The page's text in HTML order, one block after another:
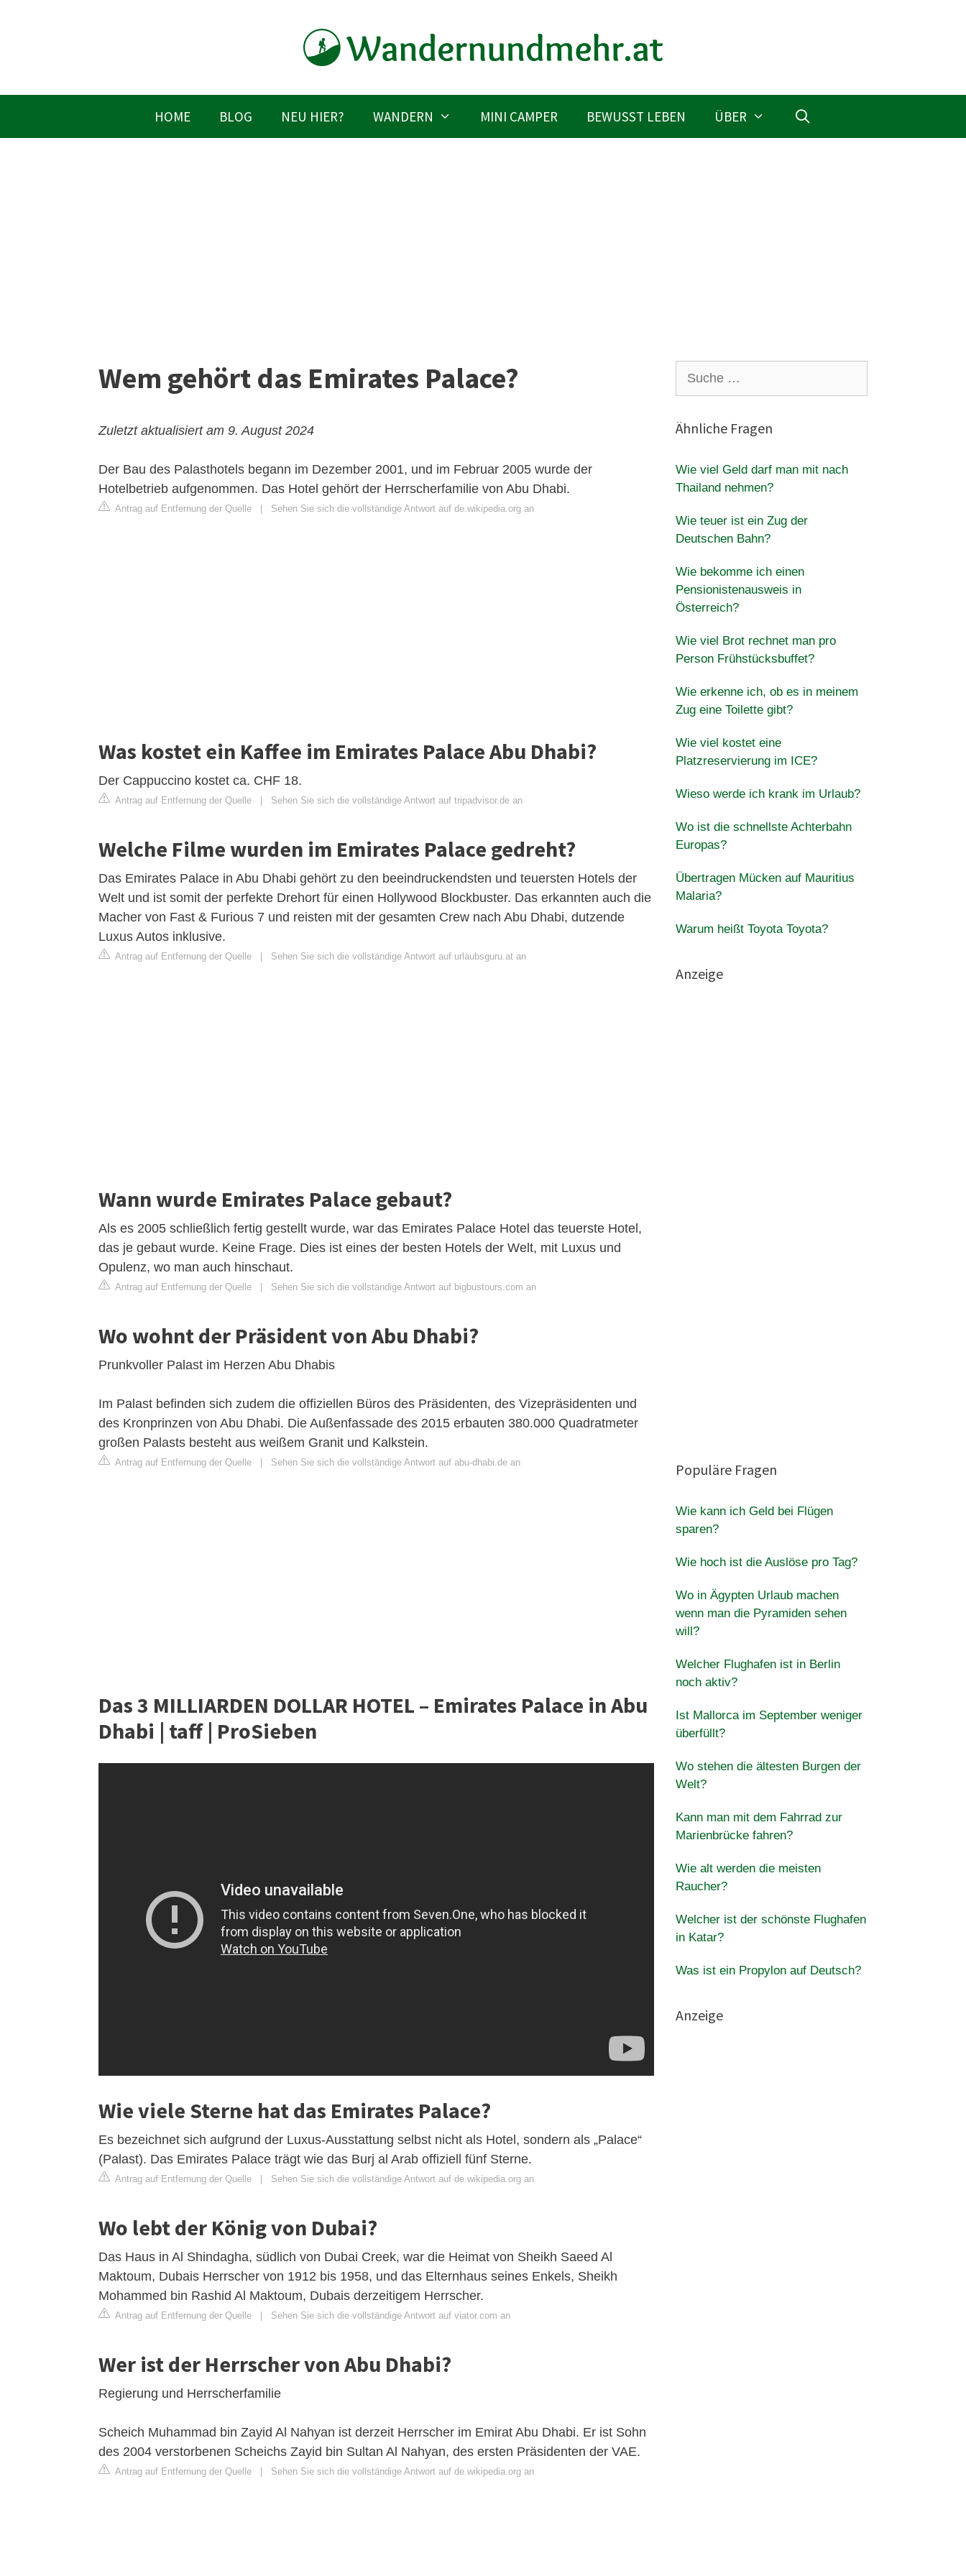
HOME BLOG NEU HIER? WANDERN MINI CAMPER BEWUSST LEBEN ÜBER
Wem gehört das Emirates Palace?
Zuletzt aktualisiert am 9. August 2024
Der Bau des Palasthotels begann im Dezember 2001, und im Februar 2005 wurde der
Hotelbetrieb aufgenommen. Das Hotel gehört der Herrscherfamilie von Abu Dhabi.
Antrag auf Entfernung der Quelle Sehen Sie sich die vollständige Antwort auf de.wikipedia.org an
Was kostet ein Kaffee im Emirates Palace Abu Dhabi?
Der Cappuccino kostet ca. CHF 18.
Antrag auf Entfernung der Quelle Sehen Sie sich die vollständige Antwort auf tripadvisor.de an
Welche Filme wurden im Emirates Palace gedreht?
Das Emirates Palace in Abu Dhabi gehört zu den beeindruckendsten und teuersten Hotels der
Welt und ist somit der perfekte Drehort für einen Hollywood Blockbuster. Das erkannten auch die
Macher von Fast & Furious 7 und reisten mit der gesamten Crew nach Abu Dhabi, dutzende
Luxus Autos inklusive.
Antrag auf Entfernung der Quelle Sehen Sie sich die vollständige Antwort auf urlaubsguru.at an
Wann wurde Emirates Palace gebaut?
Als es 2005 schließlich fertig gestellt wurde, war das Emirates Palace Hotel das teuerste Hotel,
das je gebaut wurde. Keine Frage. Dies ist eines der besten Hotels der Welt, mit Luxus und
Opulenz, wo man auch hinschaut.
Antrag auf Entfernung der Quelle Sehen Sie sich die vollständige Antwort auf bigbustours.com an
Wo wohnt der Präsident von Abu Dhabi?
Prunkvoller Palast im Herzen Abu Dhabis
Im Palast befinden sich zudem die offiziellen Büros des Präsidenten, des Vizepräsidenten und
des Kronprinzen von Abu Dhabi. Die Außenfassade des 2015 erbauten 380.000 Quadratmeter
großen Palasts besteht aus weißem Granit und Kalkstein.
Antrag auf Entfernung der Quelle Sehen Sie sich die vollständige Antwort auf abu-dhabi.de an
Das 3 MILLIARDEN DOLLAR HOTEL – Emirates Palace in Abu
Dhabi | taff | ProSieben
Wie viele Sterne hat das Emirates Palace?
Es bezeichnet sich aufgrund der Luxus-Ausstattung selbst nicht als Hotel, sondern als „Palace“
(Palast). Das Emirates Palace trägt wie das Burj al Arab offiziell fünf Sterne.
Antrag auf Entfernung der Quelle | Sehen Sie sich die vollständige Antwort auf de.wikipedia.org an
Wo lebt der König von Dubai?
Das Haus in Al Shindagha, südlich von Dubai Creek, war die Heimat von Sheikh Saeed Al
Maktoum, Dubais Herrscher von 1912 bis 1958, und das Elternhaus seines Enkels, Sheikh
Mohammed bin Rashid Al Maktoum, Dubais derzeitigem Herrscher.
Antrag auf Entfernung der Quelle | Sehen Sie sich die vollständige Antwort auf viator.com an
Wer ist der Herrscher von Abu Dhabi?
Regierung und Herrscherfamilie
Scheich Muhammad bin Zayid Al Nahyan ist derzeit Herrscher im Emirat Abu Dhabi. Er ist Sohn
des 2004 verstorbenen Scheichs Zayid bin Sultan Al Nahyan, des ersten Präsidenten der VAE.
Antrag auf Entfernung der Quelle | Sehen Sie sich die vollständige Antwort auf de.wikipedia.org an
nach:
Ähnliche Fragen
Wie viel Geld darf man mit nach
Thailand nehmen?
Wie teuer ist ein Zug der
Deutschen Bahn?
Wie bekomme ich einen
Pensionistenausweis in
Österreich?
Wie viel Brot rechnet man pro
Person Frühstücksbuffet?
Wie erkenne ich, ob es in meinem
Zug eine Toilette gibt?
Wie viel kostet eine
Platzreservierung im ICE?
Wieso werde ich krank im Urlaub?
Wo ist die schnellste Achterbahn
Europas?
Übertragen Mücken auf Mauritius
Malaria?
Warum heißt Toyota Toyota?
Anzeige
Populäre Fragen
Wie kann ich Geld bei Flügen
sparen?
Wie hoch ist die Auslöse pro Tag?
Wo in Ägypten Urlaub machen
wenn man die Pyramiden sehen
will?
Welcher Flughafen ist in Berlin
noch aktiv?
Ist Mallorca im September weniger
überfüllt?
Wo stehen die ältesten Burgen der
Welt?
Kann man mit dem Fahrrad zur
Marienbrücke fahren?
Wie alt werden die meisten
Raucher?
Welcher ist der schönste Flughafen
in Katar?
Was ist ein Propylon auf Deutsch?
Anzeige